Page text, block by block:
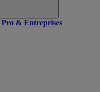
Pro & Entreprises